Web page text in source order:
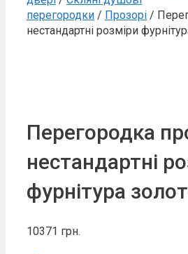
перегородки / Прозорі /
нестандартні розміри
Перегородка
нестандартні
фурнітура
10371 грн.